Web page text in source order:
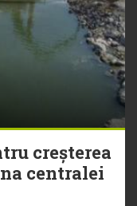
creșterea
centralei